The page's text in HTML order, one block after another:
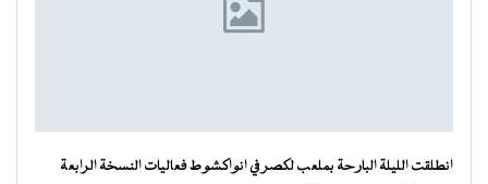
انطلقت الليلة البارحة بملعب لكصر في انواكشوط فعاليات النسخة الرابعة